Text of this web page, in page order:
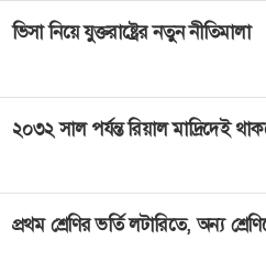
ভিসা নিয়ে যুক্তরাষ্ট্রের নতুন নীতিমালা
২০৩২ সাল পর্যন্ত রিয়াল মাদ্রিদেই
প্রথম শ্রেণির ভর্তি লটারিতে, অন্য